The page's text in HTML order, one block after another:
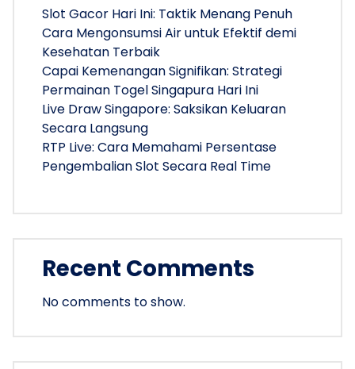
Slot Gacor Hari Ini: Taktik Menang Penuh
Cara Mengonsumsi Air untuk Efektif demi
Kesehatan Terbaik
Capai Kemenangan Signifikan: Strategi
Permainan Togel Singapura Hari Ini
Live Draw Singapore: Saksikan Keluaran
Secara Langsung
RTP Live: Cara Memahami Persentase
Pengembalian Slot Secara Real Time
Recent Comments
No comments to show.